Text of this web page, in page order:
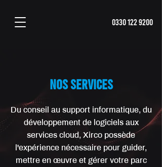
0330 122 9200
NOS SERVICES
Du conseil au support informatique, du
développement de logiciels aux
services cloud, Xirco possède
l'expérience nécessaire pour guider,
mettre en œuvre et gérer votre parc